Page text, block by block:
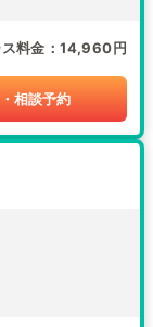
料金 14,960円
相談予約